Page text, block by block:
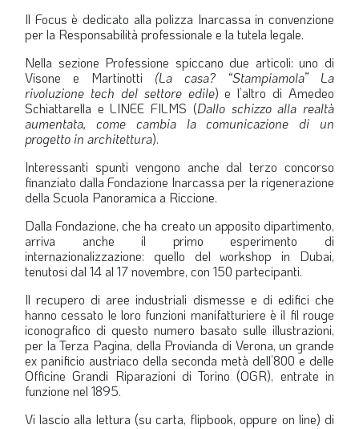
Il Focus è dedicato alla polizza Inarcassa in convenzione
per la Responsabilità professionale e la tutela legale.
Nella sezione Professione spiccano due articoli: uno di
Visone e Martinotti (La casa? “Stampiamola” La
rivoluzione tech del settore edile) e l’altro di Amedeo
Schiattarella eLINEE FILMS (Dallo schizzo alla realtà
aumentata, come cambia la comunicazione di un
progetto in architettura).
Interessanti spunti vengono anche dal terzo concorso
finanziato dalla Fondazione Inarcassa per la rigenerazione
della Scuola Panoramica a Riccione.
Dalla Fondazione, che ha creato un apposito dipartimento,
arriva anche il primo esperimento di
internazionalizzazione: quello del workshop in Dubai,
tenutosi dal 14 al 17 novembre, con 150 partecipanti.
Il recupero di aree industriali dismesse e di edifici che
hanno cessato le loro funzioni manifatturiere è il fil rouge
iconografico di questo numero basato sulle illustrazioni,
per la Terza Pagina, della Provianda di Verona, un grande
ex panificio austriaco della seconda metà dell’800 e delle
Officine Grandi Riparazioni di Torino (OGR), entrate in
funzione nel 1895.
Vi lascio alla lettura (su carta, flipbook, oppure on line) di